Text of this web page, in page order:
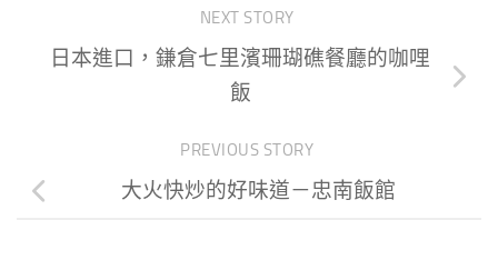
NEXT STORY
日本進口，鎌倉七里濱珊瑚礁餐廳的咖哩
飯
PREVIOUS STORY
大火快炒的好味道－忠南飯館